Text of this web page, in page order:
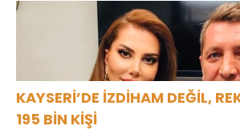
KAYSERİ’DE İZDİHAM DEĞİL,
195 BİN KİŞİ